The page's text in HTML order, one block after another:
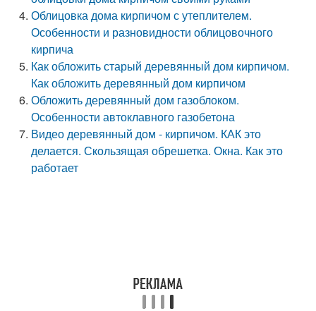
Облицовка дома кирпичом с утеплителем.
Особенности и разновидности облицовочного
кирпича
Как обложить старый деревянный дом кирпичом.
Как обложить деревянный дом кирпичом
Обложить деревянный дом газоблоком.
Особенности автоклавного газобетона
Видео деревянный дом - кирпичом. КАК это
делается. Скользящая обрешетка. Окна. Как это
работает